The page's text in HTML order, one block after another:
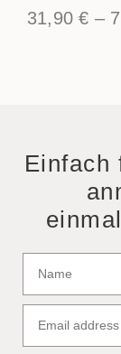
31,90€ –
Einfach